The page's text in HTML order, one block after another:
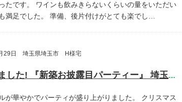
たです。
ワインも飲みきらないくらいの量をいただい
満足でした。
準備、後片付けがとても楽でし…
29日 埼玉県埼玉市 H様宅
開催しました! 『新築お披露目パーティー』 埼玉県埼玉市 H様宅
が華やかでパーティが盛り上がりました。
クリスマス